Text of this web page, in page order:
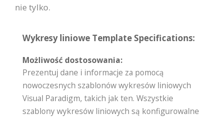
nie tylko.
Wykresy liniowe Template Specifications:
Możliwość dostosowania:
Prezentuj dane i informacje za pomocą
nowoczesnych szablonów wykresów liniowych
Visual Paradigm, takich jak ten. Wszystkie
szablony wykresów liniowych są konfigurowalne